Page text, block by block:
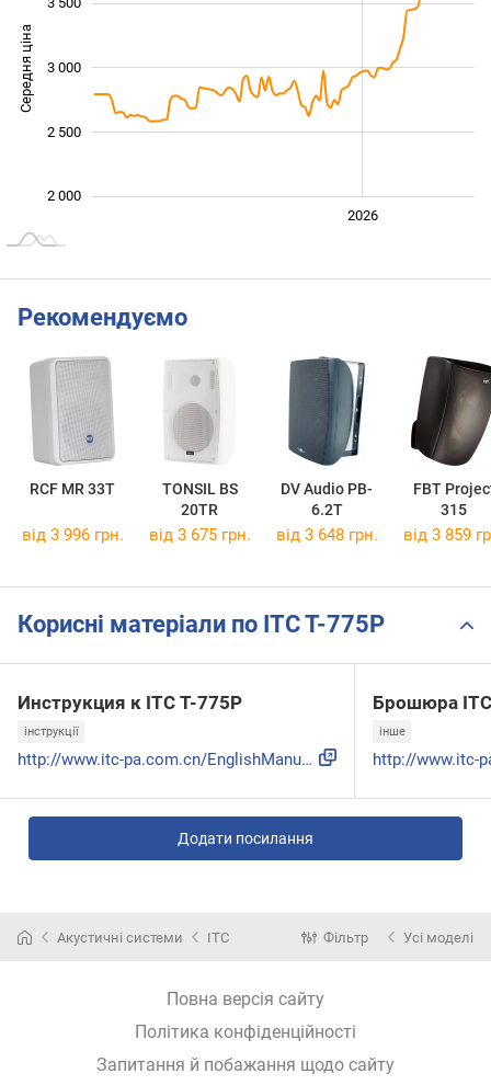
Середня ціна 2 000
2 000
2 500
3 000
3 500
2026
Рекомендуємо
RCF MR 33T
TONSIL BS
20TR
DV Audio PB-
6.2T
FBT
315
від 3 996 грн. від 3 675 грн. від 3 648 грн. від 3 859
Корисні матеріали по ITC T-775P
Инструкция к ITC T-775P
інструкції
http://www.itc-pa.com.cn/EnglishManual/Factory2/Wallmounted...
Брошюра
інше
Додати посилання
Акустичні системи ITC Фільтр Усі моделі
Повна версія сайту
Політика конфіденційності
Запитання й побажання щодо сайту